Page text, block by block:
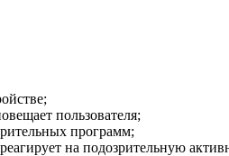
пользователя;
программ;
на подозрительную